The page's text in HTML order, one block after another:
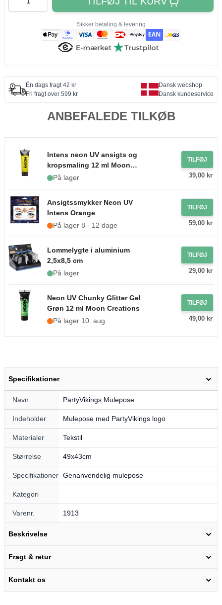
Sikker betaling & levering
Én dags fragt 42 kr
Fri fragt over 599 kr
Dansk webshop
Dansk kundeservice
ANBEFALEDE TILKØB
Intens neon UV ansigts og
kropsmaling 12 ml Moon
Creations gul
På lager
TILFØJ
39,00 kr
Ansigtssmykker Neon UV
Intens Orange
På lager 8 - 12 dage
TILFØJ
59,00 kr
Lommelygte i aluminium
2,5x8,5 cm
På lager
TILFØJ
29,00 kr
Neon UV Chunky Glitter Gel
Grøn 12 ml Moon Creations
På lager 10. aug.
TILFØJ
49,00 kr
Specifikationer
Navn PartyVikings Mulepose
Indeholder Mulepose med PartyVikings logo
Materialer Tekstil
Størrelse 49x43cm
Specifikationer Genanvendelig mulepose
Kategori
Varenr. 1913
Beskrivelse
Fragt & retur
Kontakt os